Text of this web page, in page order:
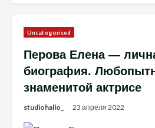
Uncategorised
Перова Елена —
биография.
знаменитой актрисе
studiohallo_ 23 апреля 2022